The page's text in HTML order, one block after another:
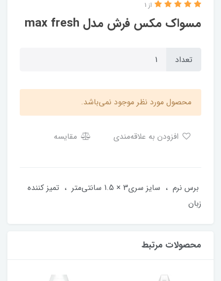
مسواک مکس فرش مدل max fresh
از 1
تعداد
محصول مورد نظر موجود نمی‌باشد.
مقایسه
برس نرم ، سایز سری3 × 1.5 سانتی‌متر ، تمیز کننده
زبان
محصولات مرتبط